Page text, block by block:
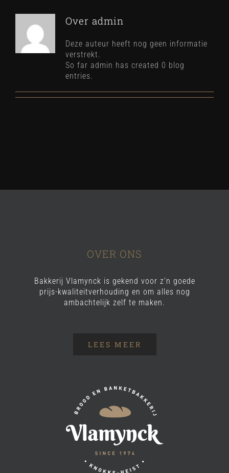
Over admin
Deze auteur heeft nog geen informatie
verstrekt.
So far admin has created 0 blog
entries.
OVER ONS
Bakkerij Vlamynck is gekend voor z’n goede
prijs-kwaliteitverhouding en om alles nog
ambachtelijk zelf te maken.
LEES MEER